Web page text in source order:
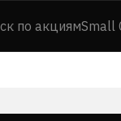
по акциямSmall